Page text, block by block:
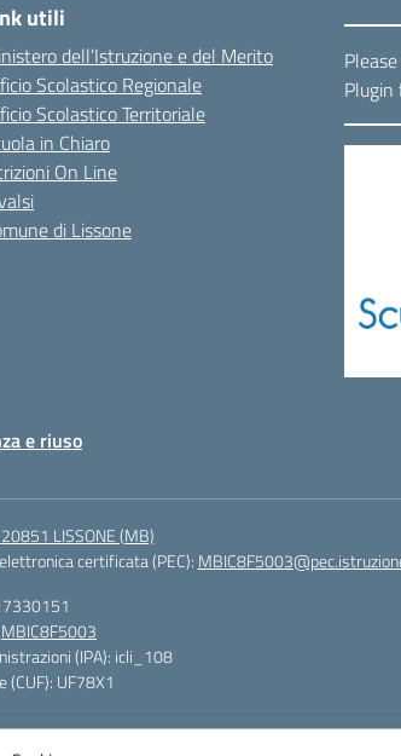
utili
dell’Istruzione e del Merito
Scolastico Regionale
Scolastico Territoriale
in Chiaro
On Line
di Lissone
Plugin
e riuso
20851 LISSONE (MB)
certificata (PEC):
MBIC8F5003
(IPA): icli_108
(CUF): UF78X1